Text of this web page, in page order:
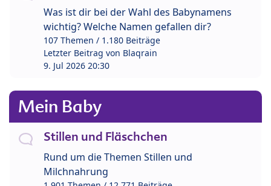
Was ist dir bei der Wahl des Babynamens
wichtig? Welche Namen gefallen dir?
107 Themen / 1.180 Beiträge
Letzter Beitrag von Blaqrain
9. Jul 2026 20:30
Mein Baby
Stillen und Fläschchen
Rund um die Themen Stillen und
Milchnahrung